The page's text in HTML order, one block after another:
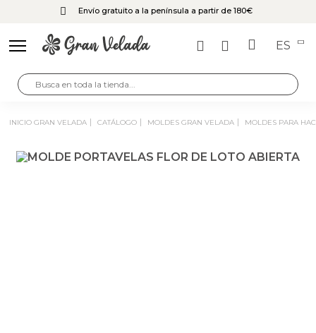
Envío gratuito a la península a partir de 180€
ES
INICIO GRAN VELADA CATÁLOGO MOLDES GRAN VELADA MOLDES PARA